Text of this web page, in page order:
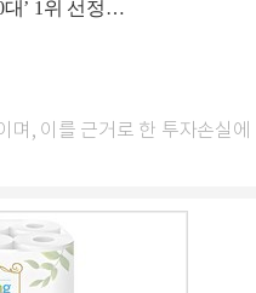
며, 이를 근거로 한 투자손실에